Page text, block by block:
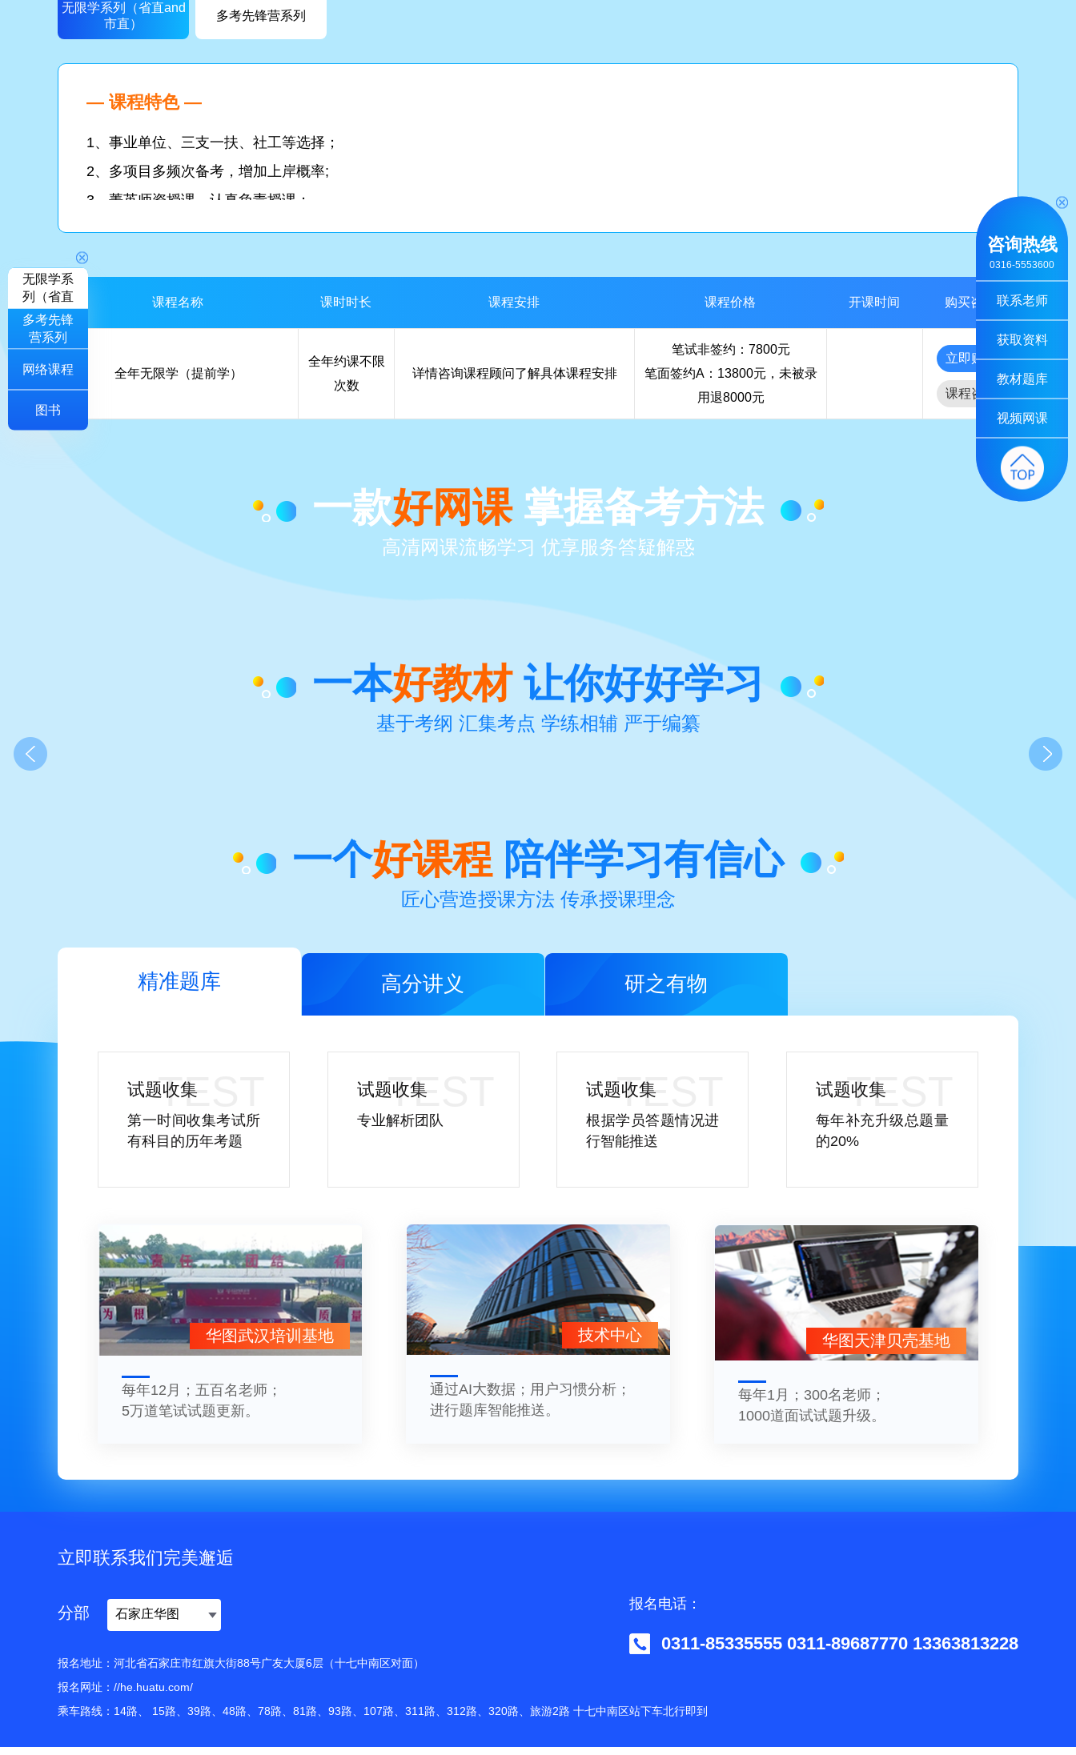
无限学系列（省直and
市直）
多考先锋营系列
— 课程特色 —
1、事业单位、三支一扶、社工等选择；
2、多项目多频次备考，增加上岸概率;
3、菁英师资授课，认真负责授课；
4、菁英师资分析命题趋势，编写模拟试题；
5、舒适学习环境，严管学习氛围。
课程名称 课时时长 课程安排 课程价格 开课时间 购买咨询
全年无限学（提前学）
全年约课不限
次数
详情咨询课程顾问了解具体课程安排
笔试非签约：7800元
笔面签约A：13800元，未被录
用退8000元
立即购买
课程咨询
一款好网课掌握备考方法
高清网课流畅学习 优享服务答疑解惑
一本好教材让你好好学习
基于考纲 汇集考点 学练相辅 严于编纂
一个好课程 陪伴学习有信心
匠心营造授课方法 传承授课理念
精准题库 高分讲义 研之有物
试题收集
第一时间收集考试所
有科目的历年考题
试题收集
专业解析团队
试题收集
根据学员答题情况进
行智能推送
试题收集
每年补充升级总题量
的20%
华图武汉培训基地
每年12月；五百名老师；
5万道笔试试题更新。
技术中心
通过AI大数据；用户习惯分析；
进行题库智能推送。
华图天津贝壳基地
每年1月；300名老师；
1000道面试试题升级。
立即联系我们完美邂逅
分部 报名电话：
0311-85335555 0311-89687770 13363813228
报名地址：河北省石家庄市红旗大街88号广友大厦6层（十七中南区对面）
报名网址： //he.huatu.com/
乘车路线：14路、 15路、39路、48路、78路、81路、93路、107路、311路、312路、320路、旅游2路 十七中南区站下车北行即到
无限学系
列（省直
and市
直）
多考先锋
营系列
网络课程
图书
咨询热线
0316-5553600
联系老师
获取资料
教材题库
视频网课